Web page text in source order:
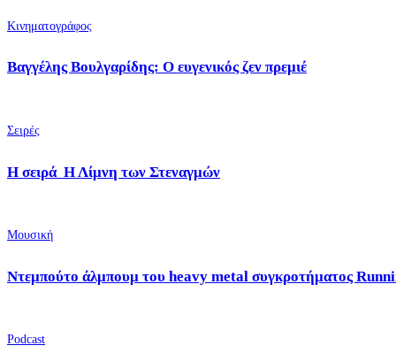
Κινηματογράφος
Βαγγέλης Βουλγαρίδης: Ο ευγενικός ζεν πρεμιέ
Σειρές
Η σειρά Η Λίμνη των Στεναγμών
Μουσική
Ντεμπούτο άλμπουμ του heavy metal συγκροτήματος
Podcast